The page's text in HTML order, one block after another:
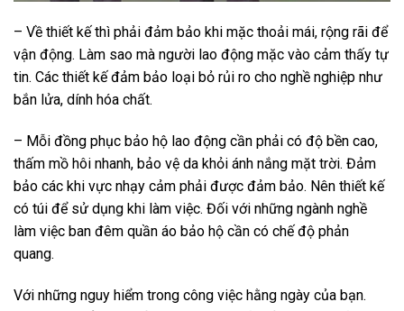
– Về thiết kế thì phải đảm bảo khi mặc thoải mái, rộng rãi để
vận động. Làm sao mà người lao động mặc vào cảm thấy tự
tin. Các thiết kế đảm bảo loại bỏ rủi ro cho nghề nghiệp như
bắn lửa, dính hóa chất.
– Mỗi đồng phục bảo hộ lao động cần phải có độ bền cao,
thấm mồ hôi nhanh, bảo vệ da khỏi ánh nắng mặt trời. Đảm
bảo các khi vực nhạy cảm phải được đảm bảo. Nên thiết kế
có túi để sử dụng khi làm việc. Đối với những ngành nghề
làm việc ban đêm quần áo bảo hộ cần có chế độ phản
quang.
Với những nguy hiểm trong công việc hằng ngày của bạn.